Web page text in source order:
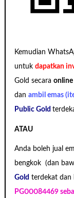
Kemudian
untukdapatkan
Gold secara
danambil emas
Public Gold
ATAU
Anda boleh jual
bengkok (dan
Gold terdekat
PG00084469